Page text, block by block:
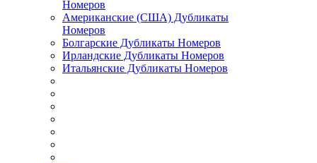
Номеров
Американские (США) Дубликаты
Номеров
Болгарские Дубликаты Номеров
Ирландские Дубликаты Номеров
Итальянские Дубликаты Номеров